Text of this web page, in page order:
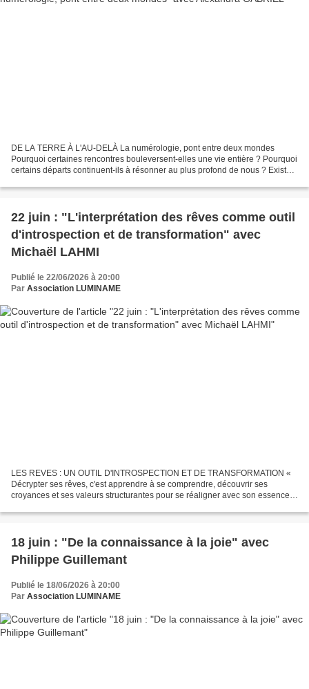
DE LA TERRE À L'AU-DELÀ La numérologie, pont entre deux mondes
Pourquoi certaines rencontres bouleversent-elles une vie entière ? Pourquoi
certains départs continuent-ils à résonner au plus profond de nous ? Existe-
22 juin : "L'interprétation des rêves comme outil
d'introspection et de transformation" avec
Michaël LAHMI
Publié le 22/06/2026 à 20:00
Par Association LUMINAME
LES REVES : UN OUTIL D'INTROSPECTION ET DE TRANSFORMATION «
Décrypter ses rêves, c'est apprendre à se comprendre, découvrir ses
croyances et ses valeurs structurantes pour se réaligner avec son essence
18 juin : "De la connaissance à la joie" avec
Philippe Guillemant
Publié le 18/06/2026 à 20:00
Par Association LUMINAME